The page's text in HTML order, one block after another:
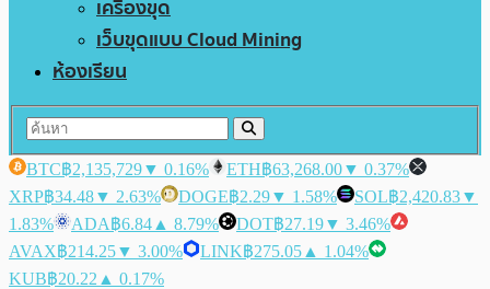
เครื่องขุด
เว็บขุดแบบ Cloud Mining
ห้องเรียน
BTC฿2,135,729▼ 0.16% ETH฿63,268.00▼ 0.37%
XRP฿34.48▼ 2.63% DOGE฿2.29▼ 1.58% SOL฿2,420.83▼
1.83%
ADA฿6.84 ▲ 8.79% DOT฿27.19▼ 3.46%
AVAX฿214.25▼ 3.00% LINK฿275.05 ▲ 1.04%
KUB฿20.22 ▲ 0.17%